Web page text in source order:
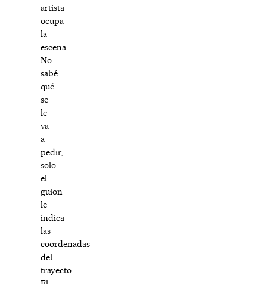
artista
ocupa
la
escena.
No
sabé
qué
se
le
va
a
pedir,
solo
el
guion
le
indica
las
coordenadas
del
trayecto.